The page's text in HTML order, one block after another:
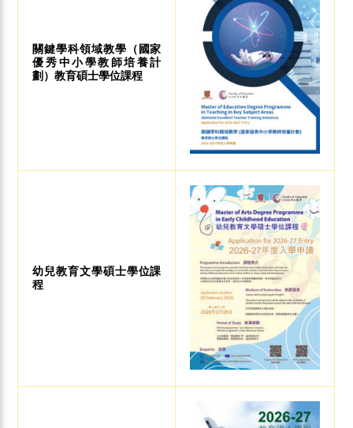
關鍵學科領域教學（國家
優秀中小學教師培養計
劃）教育碩士學位課程
幼兒教育文學碩士學位課
程